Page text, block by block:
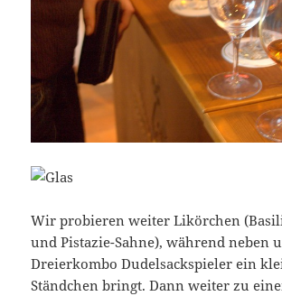
Wir probieren weiter Likörchen
und Pistazie-Sahne), während neben
Dreierkombo Dudelsackspieler ein
Ständchen bringt. Dann weiter zu